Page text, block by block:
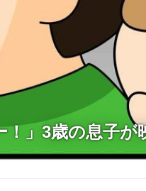
！」3歳の息子